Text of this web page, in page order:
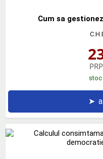
Cum sa
stoc
➤